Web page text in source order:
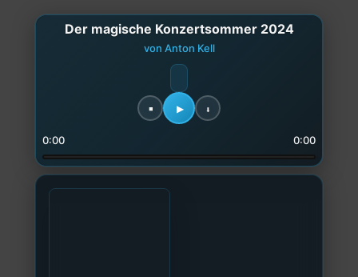
Der magische Konzertsommer 2024
von Anton Kell
0:00 0:00